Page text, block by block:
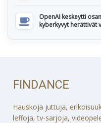
OpenAI keskeytti
kyberkyvyt herättivät
FINDANCE
Hauskoja juttuja,
leffoja, tv-sarjoja,